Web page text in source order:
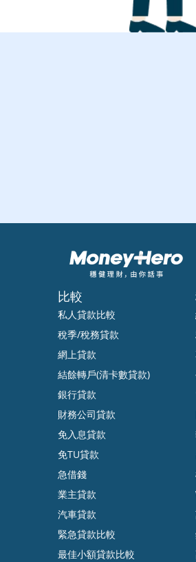
比較
私人貸款比較
稅季/稅務貸款
網上貸款
結餘轉戶(清卡數貸款)
銀行貸款
財務公司貸款
免入息貸款
免TU貸款
急借錢
業主貸款
汽車貸款
緊急貸款比較
最佳小額貸款比較